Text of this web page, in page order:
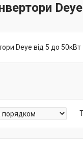
Deye
Deye від 5 до 50кВт